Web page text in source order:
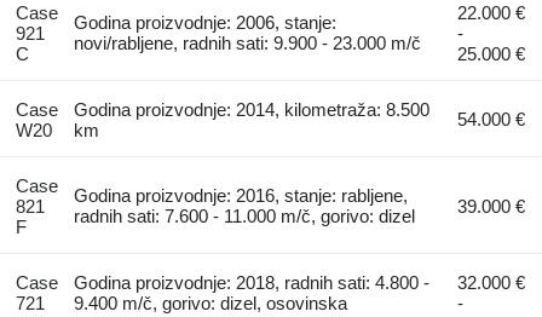
Case
921
C
Godina proizvodnje: 2006, stanje:
novi/rabljene, radnih sati: 9.900 - 23.000 m/č
22.000 €
-
25.000 €
Case
W20
Godina proizvodnje: 2014, kilometraža: 8.500
km
54.000 €
Case
821
F
Godina proizvodnje: 2016, stanje: rabljene,
radnih sati: 7.600 - 11.000 m/č, gorivo: dizel
39.000 €
Case
721
Godina proizvodnje: 2018, radnih sati: 4.800 -
9.400 m/č, gorivo: dizel, osovinska
32.000 €
-